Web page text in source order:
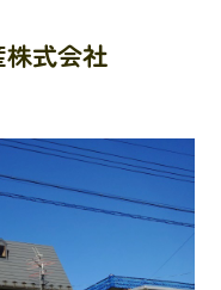
株式会社